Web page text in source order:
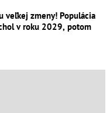
veľkej zmeny! Populácia
v roku 2029, potom